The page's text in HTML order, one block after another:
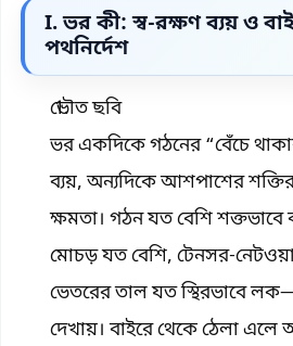
I. ভর কী: স্ব-রক্ষণ ব্যয় ও
পথনির্দেশ
ভৌত ছবি
ভর একদিকে গঠনের “বেঁচে
ব্যয়, অন্যদিকে আশপাশের
ক্ষমতা। গঠন যত বেশি শক্তভাবে
মোচড় যত বেশি, টেনসর-
ভেতরের তাল যত স্থিরভাবে
দেখায়। বাইরে থেকে ঠেলা এলে